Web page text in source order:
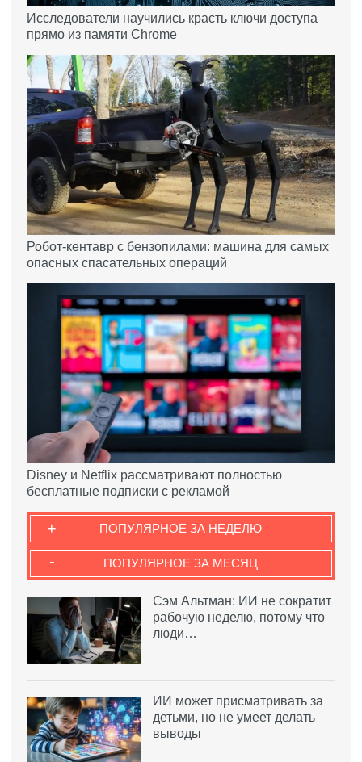
Исследователи научились красть ключи доступа
прямо из памяти Chrome
Робот-кентавр с бензопилами: машина для самых
опасных спасательных операций
Disney и Netflix рассматривают полностью
бесплатные подписки с рекламой
ПОПУЛЯРНОЕ ЗА НЕДЕЛЮ
+
ПОПУЛЯРНОЕ ЗА МЕСЯЦ
-
Сэм Альтман: ИИ не сократит
рабочую неделю, потому что
люди…
ИИ может присматривать за
детьми, но не умеет делать
выводы